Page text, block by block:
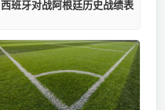
西班牙对战阿根廷历史战绩表